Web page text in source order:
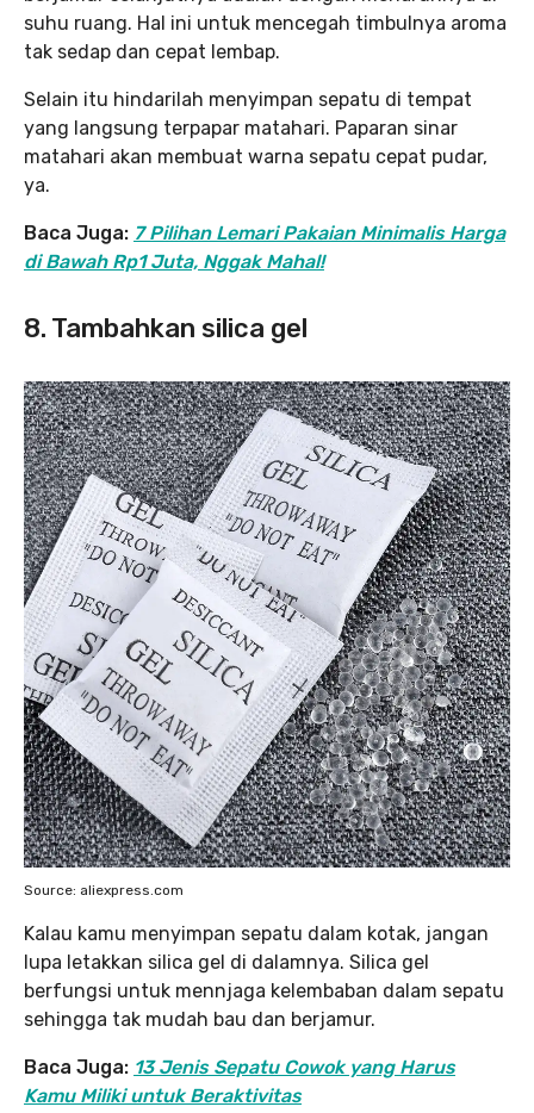
suhu ruang. Hal ini untuk mencegah timbulnya aroma
tak sedap dan cepat lembap.
Selain itu hindarilah menyimpan sepatu di tempat
yang langsung terpapar matahari. Paparan sinar
matahari akan membuat warna sepatu cepat pudar,
ya.
Baca Juga: 7 Pilihan Lemari Pakaian Minimalis Harga
di Bawah Rp1 Juta, Nggak Mahal!
8. Tambahkan silica gel
Source: aliexpress.com
Kalau kamu menyimpan sepatu dalam kotak, jangan
lupa letakkan silica gel di dalamnya. Silica gel
berfungsi untuk mennjaga kelembaban dalam sepatu
sehingga tak mudah bau dan berjamur.
Baca Juga: 13 Jenis Sepatu Cowok yang Harus
Kamu Miliki untuk Beraktivitas